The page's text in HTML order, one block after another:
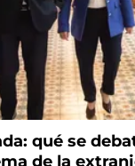
qué se
de la